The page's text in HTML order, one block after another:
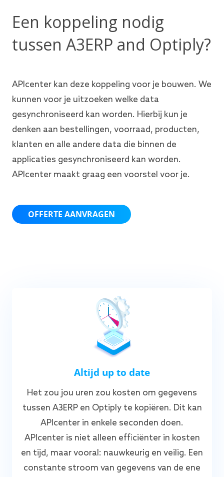
Een koppeling nodig
tussen A3ERP and Optiply?
APIcenter kan deze koppeling voor je bouwen. We
kunnen voor je uitzoeken welke data
gesynchroniseerd kan worden. Hierbij kun je
denken aan bestellingen, voorraad, producten,
klanten en alle andere data die binnen de
applicaties gesynchroniseerd kan worden.
APIcenter maakt graag een voorstel voor je.
OFFERTE AANVRAGEN
Altijd up to date
Het zou jou uren zou kosten om gegevens
tussen A3ERP en Optiply te kopiëren. Dit kan
APIcenter in enkele seconden doen.
APIcenter is niet alleen efficiënter in kosten
en tijd, maar vooral: nauwkeurig en veilig. Een
constante stroom van gegevens van de ene